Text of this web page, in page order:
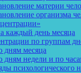
материи
организма
каждый день месяца
по группам
дням месяца
дням недели и по
психологического